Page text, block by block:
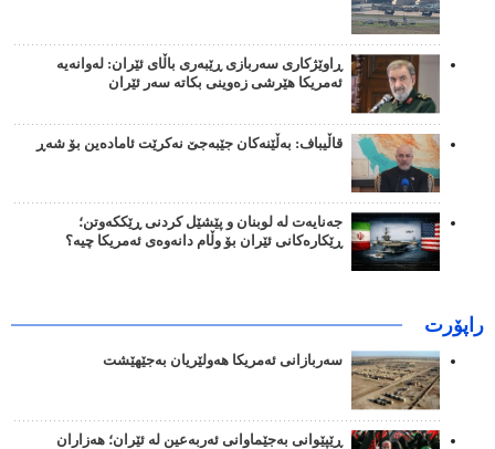
ڕاوێژکاری سەربازی ڕێبەری باڵای ئێران: لەوانەیە
ئەمریکا هێرشی زەوینی بکاتە سەر ئێران
قاڵیباف: بەڵێنەکان جێبەجێ نەکرێت ئامادەین بۆ شەڕ
جەنایەت لە لوبنان و پێشێل کردنی ڕێککەوتن؛
ڕێکارەکانی ئێران بۆ وڵام دانەوەی ئەمریکا چیە؟
راپۆرت
سەربازانی ئەمریکا هەولێریان بەجێهێشت
ڕێپێوانی بەجێماوانی ئەربەعین لە ئێران؛ هەزاران